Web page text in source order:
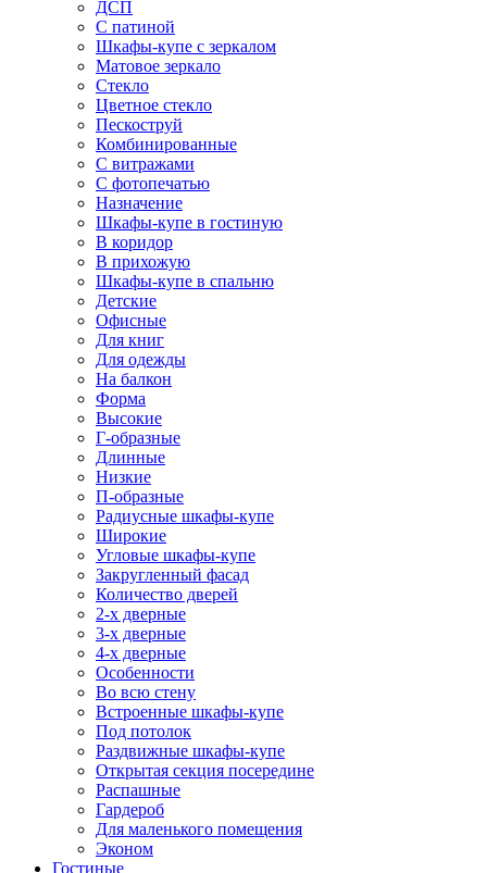
ДСП
С патиной
Шкафы-купе с зеркалом
Матовое зеркало
Стекло
Цветное стекло
Пескоструй
Комбинированные
С витражами
С фотопечатью
Назначение
Шкафы-купе в гостиную
В коридор
В прихожую
Шкафы-купе в спальню
Детские
Офисные
Для книг
Для одежды
На балкон
Форма
Высокие
Г-образные
Длинные
Низкие
П-образные
Радиусные шкафы-купе
Широкие
Угловые шкафы-купе
Закругленный фасад
Количество дверей
2-х дверные
3-х дверные
4-х дверные
Особенности
Во всю стену
Встроенные шкафы-купе
Под потолок
Раздвижные шкафы-купе
Открытая секция посередине
Распашные
Гардероб
Для маленького помещения
Эконом
Гостиные